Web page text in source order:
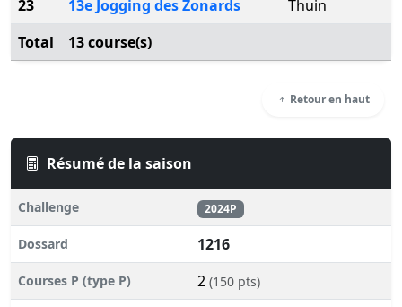
23 13e Jogging des Zonards
Thuin
Total
13 course(s)
Retour en haut
Résumé de la saison
Challenge 2024P
Dossard 1216
Courses P (type P) 2 (150 pts)